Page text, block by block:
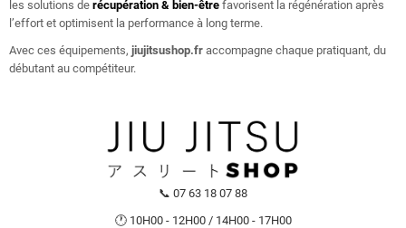
les solutions de récupération & bien-être favorisent la régénération après
l’effort et optimisent la performance à long terme.
Avec ces équipements, jiujitsushop.fr accompagne chaque pratiquant, du
débutant au compétiteur.
📞 07 63 18 07 88
🕐 10H00 - 12H00 / 14H00 - 17H00